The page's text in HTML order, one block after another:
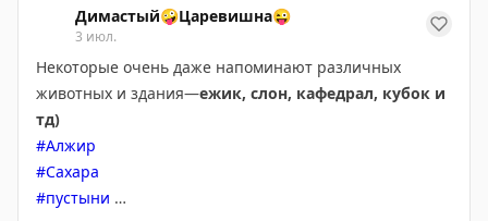
ну а что, развлекались, как могли, ни интернета, ни
телека ведь не было
#Алжир
#Сахара
#пустыни
#петроглифы
Димастый🤪Царевишна😜
3 июл.
Некоторые очень даже напоминают различных
животных и здания—ежик, слон, кафедрал, кубок и
тд)
#Алжир
#Сахара
#пустыни